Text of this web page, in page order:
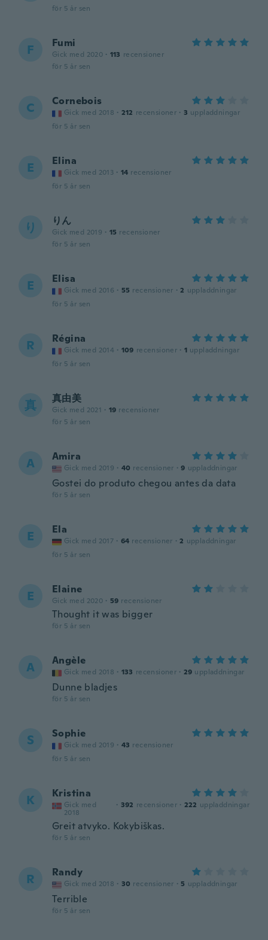
för 5 år sen
F Fumi
Gick med 2020 · 113 recensioner
för 5 år sen
C Cornebois
Gick med 2018 · 212 recensioner · 3 uppladdningar
för 5 år sen
E Elina
Gick med 2013 · 14 recensioner
för 5 år sen
り りん
Gick med 2019 · 15 recensioner
för 5 år sen
E Elisa
Gick med 2016 · 55 recensioner · 2 uppladdningar
för 5 år sen
R Régina
Gick med 2014 · 109 recensioner · 1 uppladdningar
för 5 år sen
真 真由美
Gick med 2021 · 19 recensioner
för 5 år sen
A Amira
Gick med 2019 · 40 recensioner · 9 uppladdningar
Gostei do produto chegou antes da data
för 5 år sen
E Ela
Gick med 2017 · 64 recensioner · 2 uppladdningar
för 5 år sen
E Elaine
Gick med 2020 · 59 recensioner
Thought it was bigger
för 5 år sen
A Angèle
Gick med 2018 · 133 recensioner · 29 uppladdningar
Dunne bladjes
för 5 år sen
S Sophie
Gick med 2019 · 43 recensioner
för 5 år sen
K Kristina
Gick med
2018
· 392 recensioner · 222 uppladdningar
Greit atvyko. Kokybiškas.
för 5 år sen
R Randy
Gick med 2018 · 30 recensioner · 5 uppladdningar
Terrible
för 5 år sen